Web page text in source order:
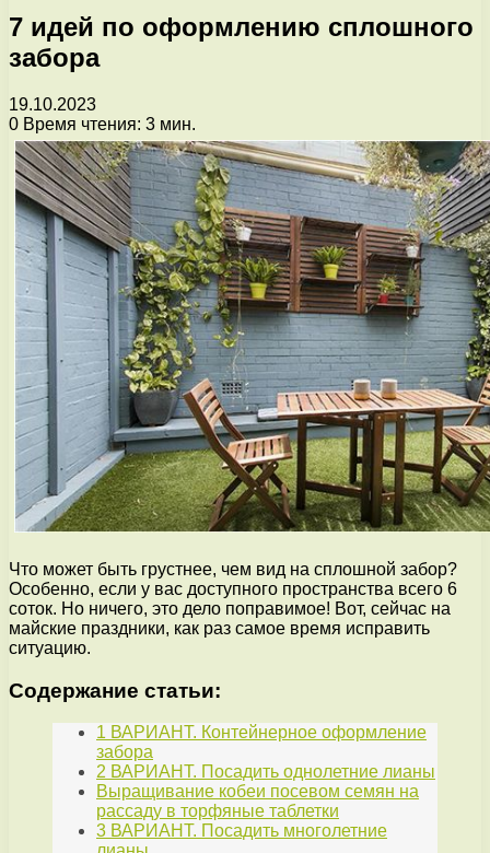
7 идей по оформлению сплошного
забора
19.10.2023
0 Время чтения: 3 мин.
Что может быть грустнее, чем вид на сплошной забор?
Особенно, если у вас доступного пространства всего 6
соток. Но ничего, это дело поправимое! Вот, сейчас на
майские праздники, как раз самое время исправить
ситуацию.
Содержание статьи:
1 ВАРИАНТ. Контейнерное оформление
забора
2 ВАРИАНТ. Посадить однолетние лианы
Выращивание кобеи посевом семян на
рассаду в торфяные таблетки
3 ВАРИАНТ. Посадить многолетние